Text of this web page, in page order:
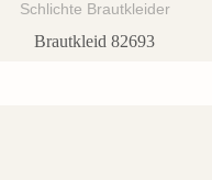
Schlichte Brautkleider
Brautkleid 82693